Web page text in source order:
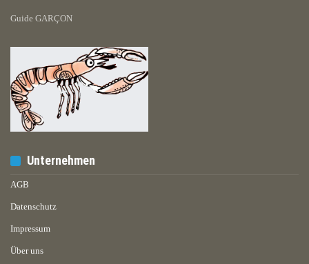
Guide GARÇON
Unternehmen
AGB
Datenschutz
Impressum
Über uns